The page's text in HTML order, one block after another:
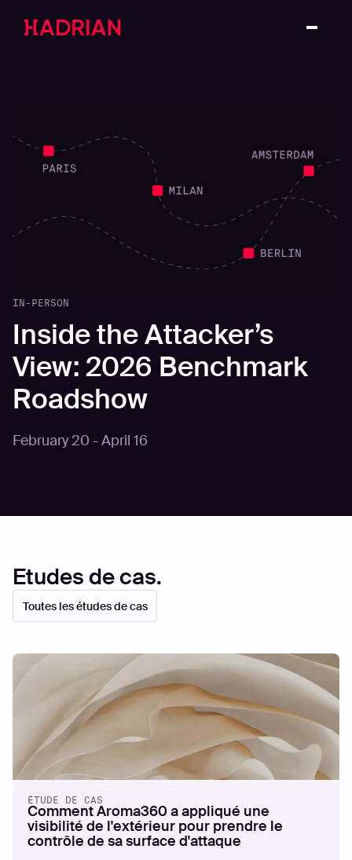
IN-PERSON
Inside the Attacker’s
View: 2026 Benchmark
Roadshow
February 20 - April 16
Etudes de cas.
Toutes les études de cas
ÉTUDE DE CAS
Comment Aroma360 a appliqué une
visibilité de l'extérieur pour prendre le
contrôle de sa surface d'attaque